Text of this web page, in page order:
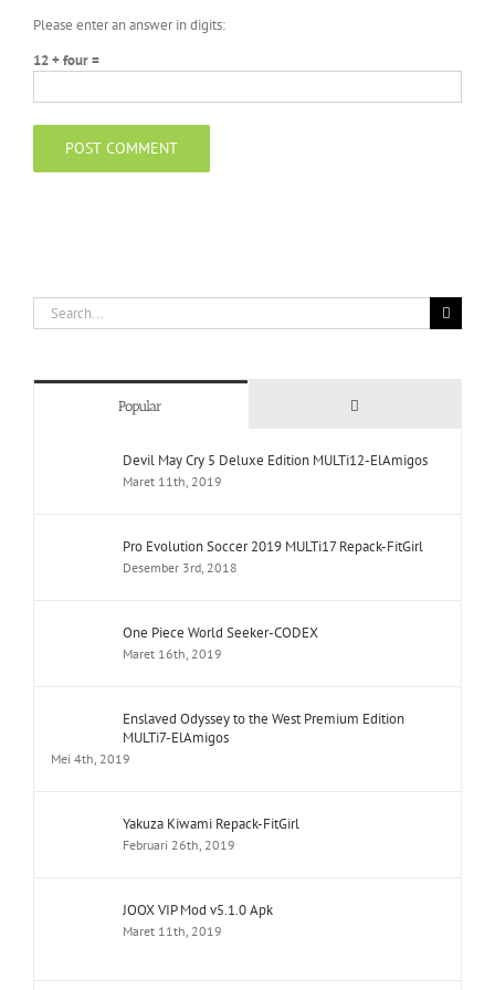
Please enter an answer in digits:
12 + four =
Search
for:
Popular Comments
Devil May Cry 5 Deluxe Edition MULTi12-ElAmigos
Maret 11th, 2019
Pro Evolution Soccer 2019 MULTi17 Repack-FitGirl
Desember 3rd, 2018
One Piece World Seeker-CODEX
Maret 16th, 2019
Enslaved Odyssey to the West Premium Edition
MULTi7-ElAmigos
Mei 4th, 2019
Yakuza Kiwami Repack-FitGirl
Februari 26th, 2019
JOOX VIP Mod v5.1.0 Apk
Maret 11th, 2019